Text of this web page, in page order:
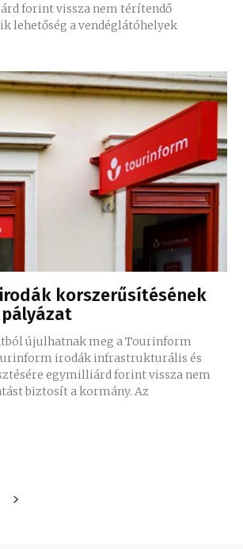
forint vissza nem térítendő
lehetőség a vendéglátóhelyek
korszerűsítésének
újulhatnak meg a Tourinform
egymilliárd forint vissza nem
biztosít a kormány. Az